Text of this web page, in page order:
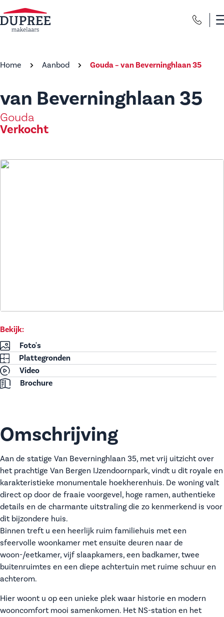
Home Aanbod Gouda – van Beverninghlaan 35
van Beverninghlaan 35
Gouda
Verkocht
Bekijk:
Foto's
Plattegronden
Video
Brochure
Omschrijving
Aan de statige Van Beverninghlaan 35, met vrij uitzicht over
het prachtige Van Bergen IJzendoornpark, vindt u dit royale en
karakteristieke monumentale hoekherenhuis. De woning valt
direct op door de fraaie voorgevel, hoge ramen, authentieke
details en de charmante uitstraling die zo kenmerkend is voor
dit bijzondere huis.
Binnen treft u een heerlijk ruim familiehuis met een
sfeervolle woonkamer met ensuite deuren naar de
woon-/eetkamer, vijf slaapkamers, een badkamer, twee
buitenruimtes en een diepe achtertuin met ruime schuur en
achterom.
Hier woont u op een unieke plek waar historie en modern
wooncomfort mooi samenkomen. Het NS-station en het